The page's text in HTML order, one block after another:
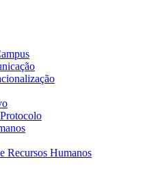
Recursos Humanos